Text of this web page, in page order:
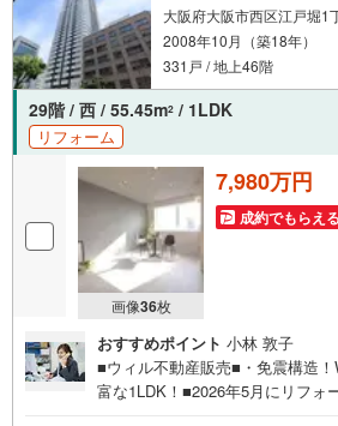
大阪府大阪市西区江戸堀1
2008年10月（築18年）
331戸 / 地上46階
29階 / 西 / 55.45m2 / 1LDK
リフォーム
画像36枚
7,980万円
成約でもらえる
おすすめポイント 小林 敦子
■ウィル不動産販売■・免震構造
富な1LDK！■2026年5月にリフォ